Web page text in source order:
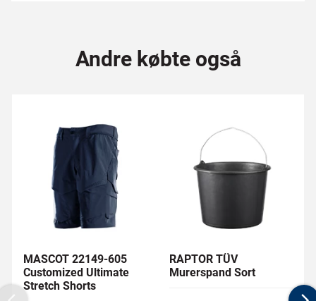
Andre købte også
MASCOT 22149-605
Customized Ultimate
Stretch Shorts
RAPTOR TÜV
Murerspand Sort